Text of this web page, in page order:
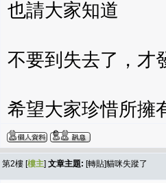
也請大家知道
不要到失去了，才
希望大家珍惜所擁
第2樓 [樓主] 文章主題: [轉貼]貓咪失蹤了